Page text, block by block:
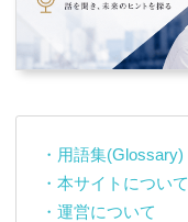
・用語集(Glossary)
・本サイトについて
・運営について